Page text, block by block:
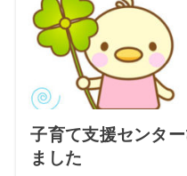
子育て支援センタ
ました